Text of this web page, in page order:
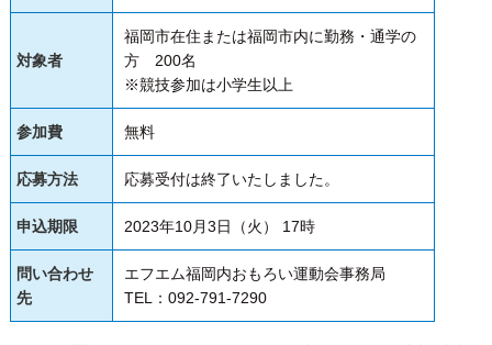
対象者
福岡市在住または福岡市内に勤務・通学の
方 200名
※競技参加は小学生以上
参加費 無料
応募方法 応募受付は終了いたしました。
申込期限 2023年10月3日（火） 17時
問い合わせ
先
エフエム福岡内おもろい運動会事務局
TEL：092-791-7290